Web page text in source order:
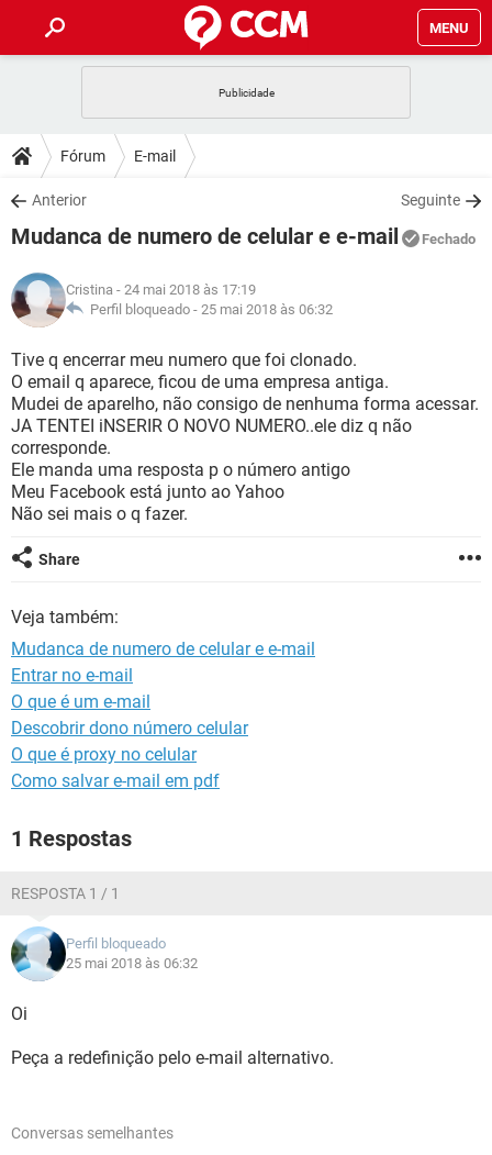
MENU
CELULAR
OUTLOOK
INSTAGRAM GMAIL
GUIA DE COMPRAS
DICAS
JOGOS
INSTAGRAM
GUIA DE COMPRAS
DOWNLOADS
JOGOS WHATSAPP
CELULAR
OUTLOOK EXCEL
INSTAGRAM GMAIL
GUIA DE COMPRAS
JOGOS
CELULAR
OUTLOOK EXCEL
INSTAGRAM GMAIL
GUIA DE COMPRAS
GLOSSÁRIO
JOGOS WHATSAPP
CELULAR FACEBOOK
OUTLOOK EXCEL
INSTAGRAM
GUIA DE COMPRAS
Fórum E-mail
Anterior Seguinte
Mudanca de numero de celular e e-mail Fechado
Cristina - 24 mai 2018 às 17:19
Perfil bloqueado - 25 mai 2018 às 06:32
Tive q encerrar meu numero que foi clonado.
O email q aparece, ficou de uma empresa antiga.
Mudei de aparelho, não consigo de nenhuma forma acessar.
JA TENTEI iNSERIR O NOVO NUMERO..ele diz q não
corresponde.
Ele manda uma resposta p o número antigo
Meu Facebook está junto ao Yahoo
Não sei mais o q fazer.
Share
Veja também:
Mudanca de numero de celular e e-mail
Entrar no e-mail
O que é um e-mail
Descobrir dono número celular
O que é proxy no celular
Como salvar e-mail em pdf
1 Respostas
RESPOSTA 1 / 1
Perfil bloqueado
25 mai 2018 às 06:32
Oi
Peça a redefinição pelo e-mail alternativo.
Conversas semelhantes